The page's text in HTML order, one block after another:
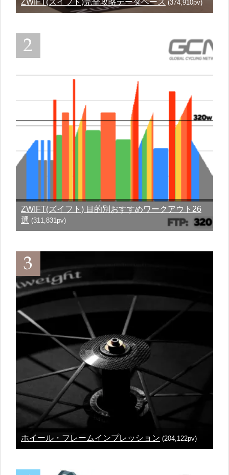
ZWIFT(ズイフト)完全攻略データベース (374,910pv)
ZWIFT(ズイフト) 目的別おすすめワークアウト26
選 (311,831pv)
ホイール・フレームインプレッション (204,122pv)